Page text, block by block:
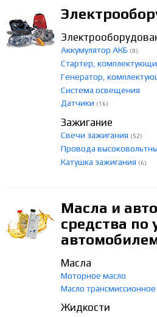
Аккумулятор АКБ (8)
Стартер,
Генератор,
Система освещения
Датчики (16)
Зажигание
Свечи зажигания (52)
Провода
Катушка зажигания (6)
Масла и
средства по
Масла
Моторное масло
Масло трансмиссионное
Жидкости